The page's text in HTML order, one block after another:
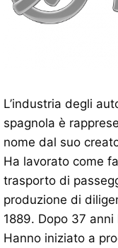
L’industria degli
spagnola è
nome dal suo
Ha lavorato come
trasporto di
produzione di
1889. Dopo 37
Hanno iniziato a